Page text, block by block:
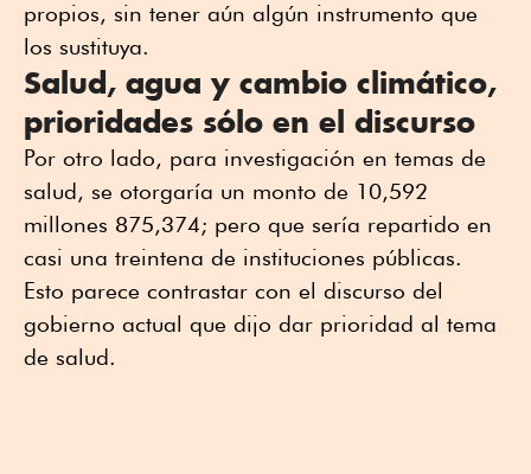
propios, sin tener aún algún instrumento que
los sustituya.
Salud, agua y cambio climático,
prioridades sólo en el discurso
Por otro lado, para investigación en temas de
salud, se otorgaría un monto de 10,592
millones 875,374; pero que sería repartido en
casi una treintena de instituciones públicas.
Esto parece contrastar con el discurso del
gobierno actual que dijo dar prioridad al tema
de salud.